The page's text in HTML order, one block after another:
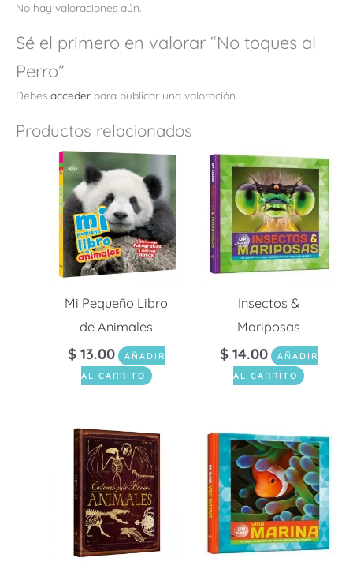
No hay valoraciones aún.
Sé el primero en valorar “No toques al
Perro”
Debes acceder para publicar una valoración.
Productos relacionados
Mi Pequeño Libro
de Animales
$ 13.00
AÑADIR
AL CARRITO
Insectos &
Mariposas
$ 14.00
AÑADIR
AL CARRITO